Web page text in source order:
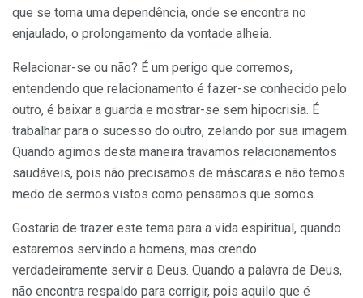
que se torna uma dependência, onde se encontra no
enjaulado, o prolongamento da vontade alheia.
Relacionar-se ou não? É um perigo que corremos,
entendendo que relacionamento é fazer-se conhecido pelo
outro, é baixar a guarda e mostrar-se sem hipocrisia. É
trabalhar para o sucesso do outro, zelando por sua imagem.
Quando agimos desta maneira travamos relacionamentos
saudáveis, pois não precisamos de máscaras e não temos
medo de sermos vistos como pensamos que somos.
Gostaria de trazer este tema para a vida espiritual, quando
estaremos servindo a homens, mas crendo
verdadeiramente servir a Deus. Quando a palavra de Deus,
não encontra respaldo para corrigir, pois aquilo que é